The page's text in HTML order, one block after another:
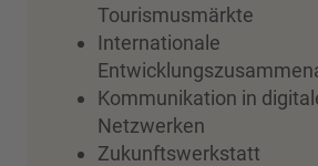
Tourismusmärkte
Internationale
Kommunikation in
Netzwerken
Zukunftswerkstatt